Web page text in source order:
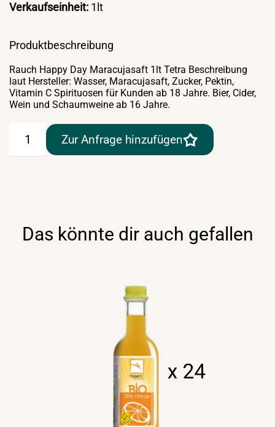
Verkaufseinheit: 1lt
Produktbeschreibung
Rauch Happy Day Maracujasaft 1lt Tetra Beschreibung
laut Hersteller: Wasser, Maracujasaft, Zucker, Pektin,
Vitamin C Spirituosen für Kunden ab 18 Jahre. Bier, Cider,
Wein und Schaumweine ab 16 Jahre.
Happy
Zur Anfrage hinzufügen
Das könnte dir auch gefallen